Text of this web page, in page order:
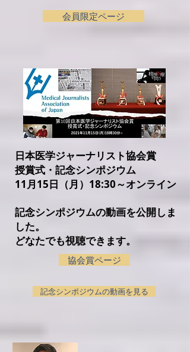
会員限定ページ
日本医学ジャーナリスト協会賞
授賞式・記念シンポジウム
11月15日（月）18:30～オンライン
記念シンポジウムの動画を公開しま
した。
どなたでも視聴できます。
協会賞ページ
記念シンポジウムの動画を見る